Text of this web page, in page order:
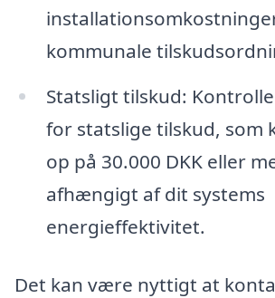
kommunale
Statsligt tilskud:
for statslige tilskud, som
op på 30.000 DKK eller
afhængigt af dit systems
energieffektivitet.
Det kan være nyttigt at